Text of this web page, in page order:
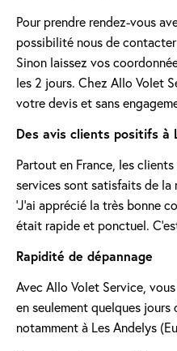
Pour prendre rendez-vous
possibilité nous de
Sinon laissez vos
les 2 jours. Chez Allo Volet
votre devis et sans
Des avis clients positifs à
Partout en France, les
services sont satisfaits de la
'J’ai apprécié la très bonne
était rapide et ponctuel.
Rapidité de dépannage
Avec Allo Volet Service,
en seulement quelques
notamment à Les Andelys